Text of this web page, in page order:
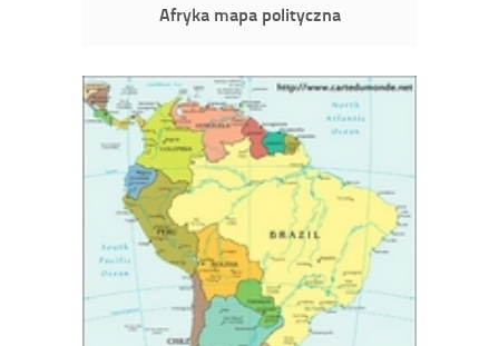
Afryka mapa polityczna